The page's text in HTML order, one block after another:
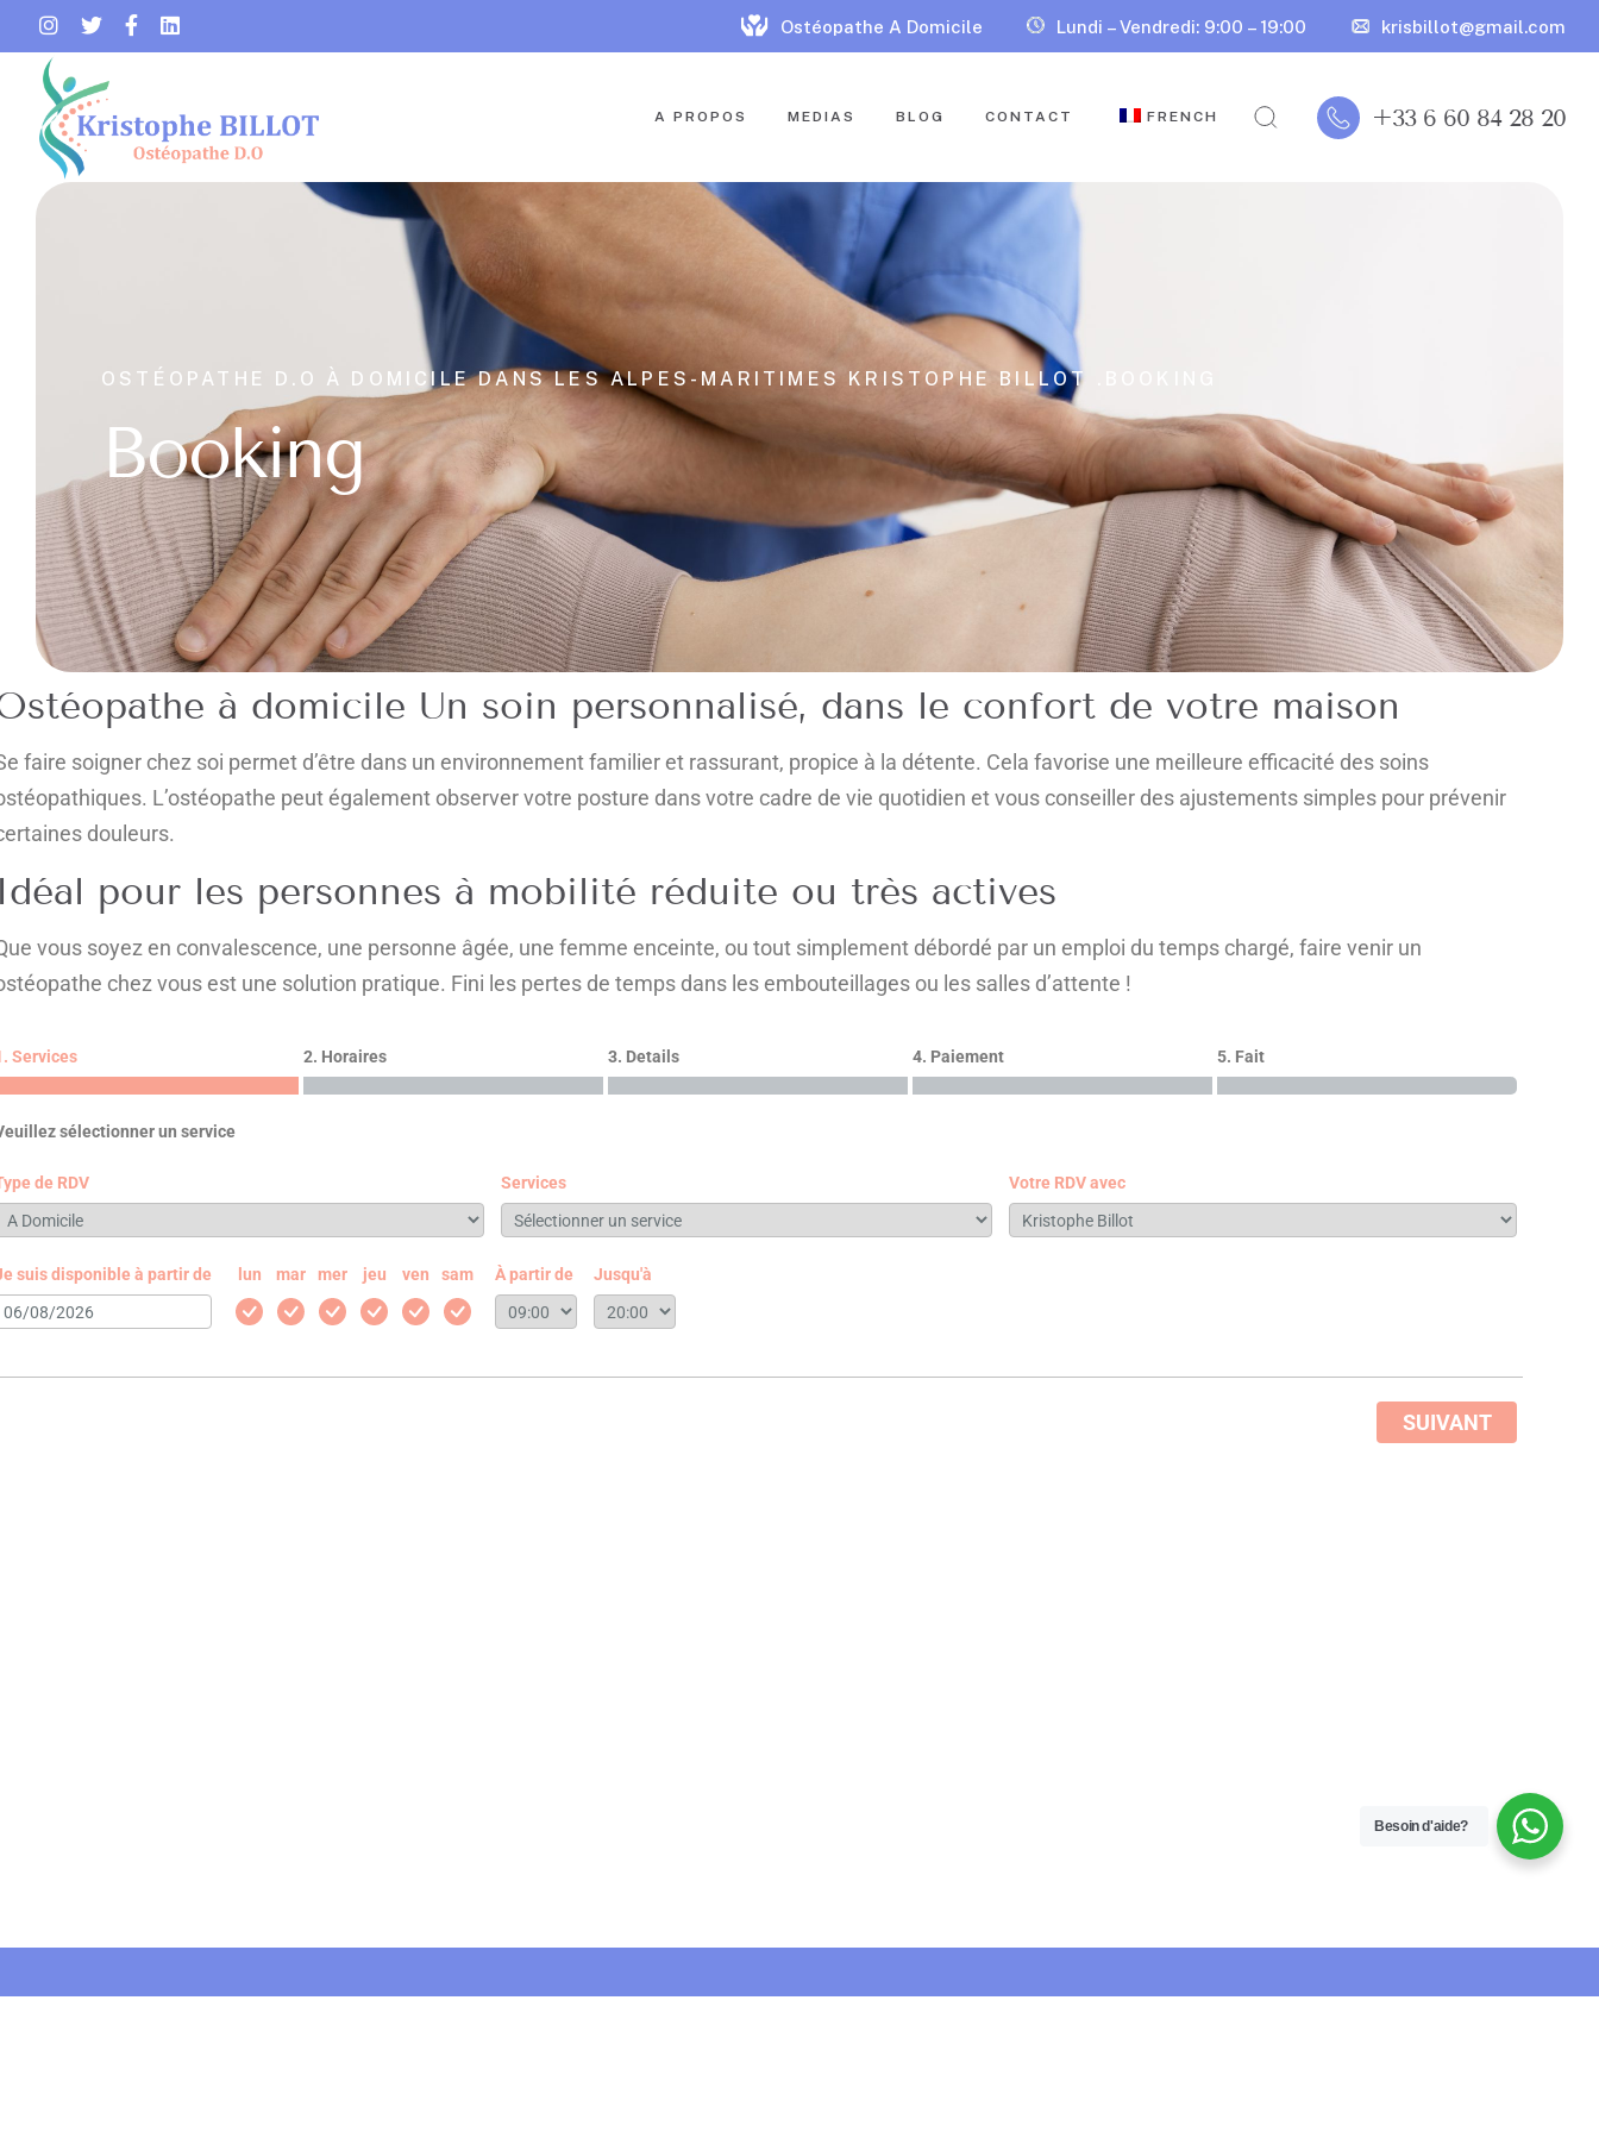
Ostéopathe A Domicile Lundi – Vendredi: 9:00 – 19:00 krisbillot@gmail.com
A PROPOS MEDIAS BLOG CONTACT FRENCH +33 6 60 84 28 20
OSTÉOPATHE D.O À DOMICILE DANS LES ALPES-MARITIMES KRISTOPHE BILLOT .
Booking
à domicile Un soin personnalisé, dans le confort de votre maison
faire soigner chez soi permet d’être dans un environnement familier et rassurant, propice à la détente. Cela favorise une meilleure efficacité des soins
L’ostéopathe peut également observer votre posture dans votre cadre de vie quotidien et vous conseiller des ajustements simples pour prévenir
douleurs.
pour les personnes à mobilité réduite ou très actives
vous soyez en convalescence, une personne âgée, une femme enceinte, ou tout simplement débordé par un emploi du temps chargé, faire venir un
chez vous est une solution pratique. Fini les pertes de temps dans les embouteillages ou les salles d’attente !
Services 2. Horaires 3. Details 4. Paiement 5. Fait
sélectionner un service
de RDV Services Votre RDV avec
suis disponible à partir de lun mar mer jeu ven sam À partir de Jusqu'à
SUIVANT
Besoin d'aide?